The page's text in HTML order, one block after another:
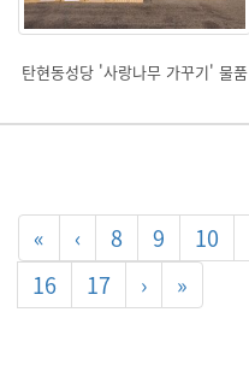
탄현동성당 '사랑나무 가꾸기' 물품
« ‹ 8 9 10
16
17 › »